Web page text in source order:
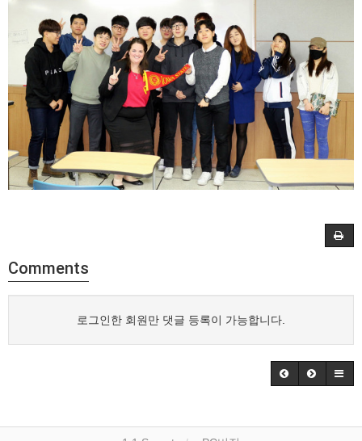
Comments
로그인한 회원만 댓글 등록이 가능합니다.